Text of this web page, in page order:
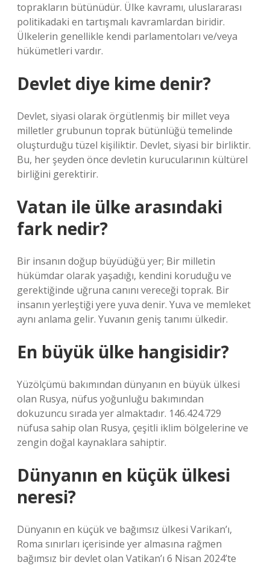
toprakların bütünüdür. Ülke kavramı, uluslararası
politikadaki en tartışmalı kavramlardan biridir.
Ülkelerin genellikle kendi parlamentoları ve/veya
hükümetleri vardır.
Devlet diye kime denir?
Devlet, siyasi olarak örgütlenmiş bir millet veya
milletler grubunun toprak bütünlüğü temelinde
oluşturduğu tüzel kişiliktir. Devlet, siyasi bir birliktir.
Bu, her şeyden önce devletin kurucularının kültürel
birliğini gerektirir.
Vatan ile ülke arasındaki
fark nedir?
Bir insanın doğup büyüdüğü yer; Bir milletin
hükümdar olarak yaşadığı, kendini koruduğu ve
gerektiğinde uğruna canını vereceği toprak. Bir
insanın yerleştiği yere yuva denir. Yuva ve memleket
aynı anlama gelir. Yuvanın geniş tanımı ülkedir.
En büyük ülke hangisidir?
Yüzölçümü bakımından dünyanın en büyük ülkesi
olan Rusya, nüfus yoğunluğu bakımından
dokuzuncu sırada yer almaktadır. 146.424.729
nüfusa sahip olan Rusya, çeşitli iklim bölgelerine ve
zengin doğal kaynaklara sahiptir.
Dünyanın en küçük ülkesi
neresi?
Dünyanın en küçük ve bağımsız ülkesi Varikan’ı,
Roma sınırları içerisinde yer almasına rağmen
bağımsız bir devlet olan Vatikan’ı 6 Nisan 2024’te